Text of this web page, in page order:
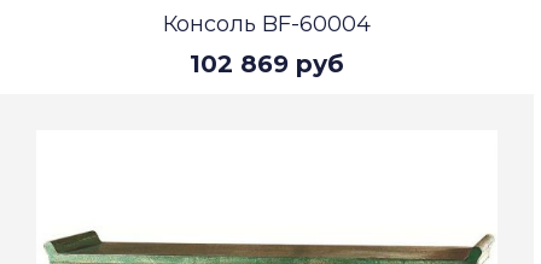
Консоль BF-60004
102 869 руб